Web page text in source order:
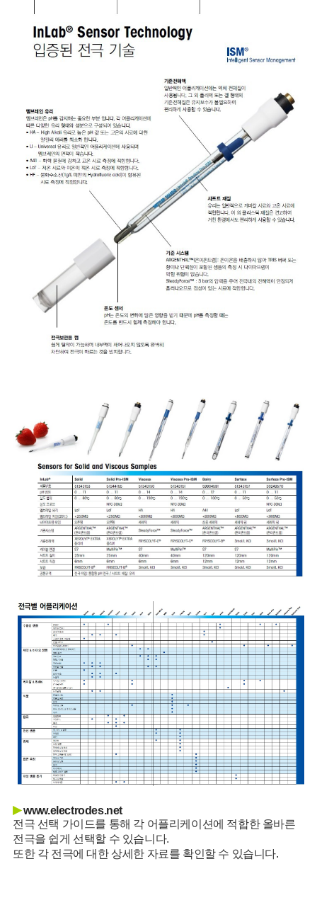
▶ www.electrodes.net
전극 선택 가이드를 통해 각 어플리케이션에 적합한 올바른
전극을 쉽게 선택할 수 있습니다.
또한 각 전극에 대한 상세한 자료를 확인할 수 있습니다.